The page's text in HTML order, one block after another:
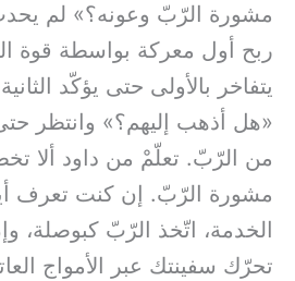
مشورة الرّبّ وعونه؟» لم
ربح أول معركة بواسطة قوة
يتفاخر بالأولى حتى يؤكّد
«هل أذهب إليهم؟» وانتظر
من الرّبّ. تعلّمْ من داود ألا
مشورة الرّبّ. إن كنت تعرف
الخدمة، اتّخذ الرّبّ كبوصلة،
تحرّك سفينتك عبر الأمواج